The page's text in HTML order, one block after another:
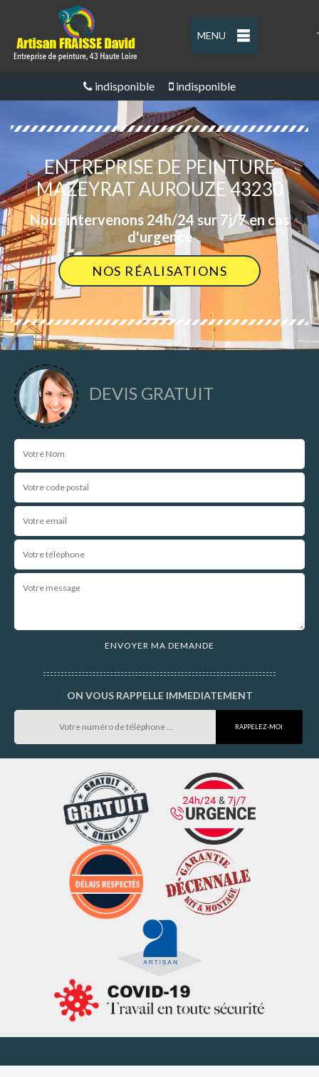
MENU '
indisponible indisponible
ENTREPRISE DE PEINTURE
MAZEYRAT AUROUZE 43230
Nous intervenons 24h/24 sur 7j/7 en cas
d'urgence
NOS RÉALISATIONS
DEVIS GRATUIT
ON VOUS RAPPELLE IMMEDIATEMENT